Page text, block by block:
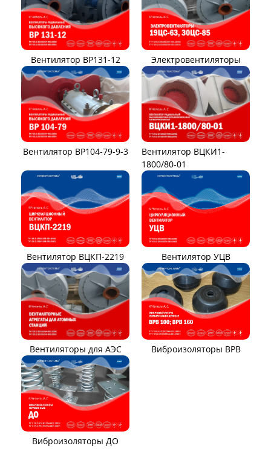
Вентилятор ВР131-12 Электровентиляторы
Вентилятор ВР104-79-9-3
Вентилятор ВЦКИ1-
1800/80-01
Вентилятор ВЦКП-2219 Вентилятор УЦВ
Вентиляторы для АЭС Виброизоляторы ВРВ
Виброизоляторы ДО